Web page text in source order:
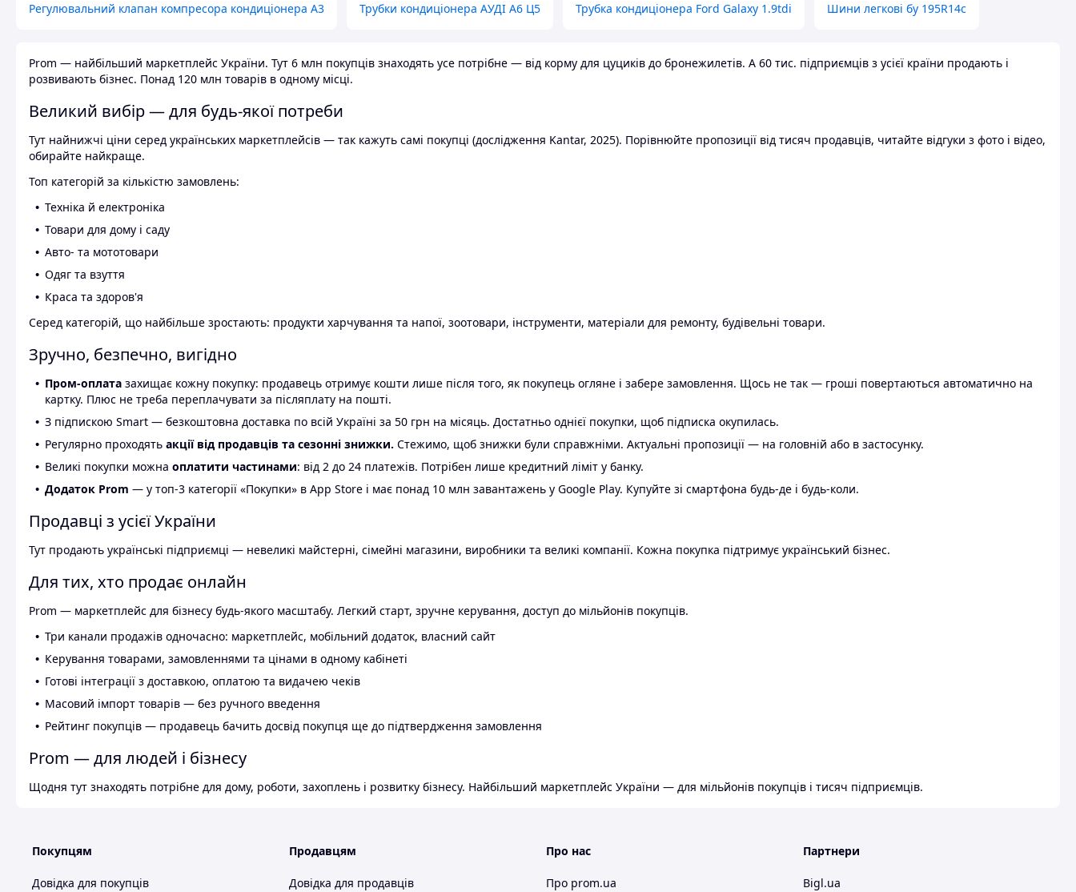
Регулювальний клапан компресора кондиціонера А3 Трубки кондиціонера АУДІ А6 Ц5 Трубка кондиціонера Ford Galaxy 1.9tdi Шини легкові бу 195R14c
Prom — найбільший маркетплейс України. Тут 6 млн покупців знаходять усе потрібне — від корму для цуциків до бронежилетів. А 60 тис. підприємців з усієї країни продають і
розвивають бізнес. Понад 120 млн товарів в одному місці.
Великий вибір — для будь-якої потреби
Тут найнижчі ціни серед українських маркетплейсів — так кажуть самі покупці (дослідження Kantar, 2025). Порівнюйте пропозиції від тисяч продавців, читайте відгуки з фото і відео,
обирайте найкраще.
Топ категорій за кількістю замовлень:
Техніка й електроніка
Товари для дому і саду
Авто- та мототовари
Одяг та взуття
Краса та здоров'я
Серед категорій, що найбільше зростають: продукти харчування та напої, зоотовари, інструменти, матеріали для ремонту, будівельні товари.
Зручно, безпечно, вигідно
Пром-оплата захищає кожну покупку: продавець отримує кошти лише після того, як покупець огляне і забере замовлення. Щось не так — гроші повертаються автоматично на
картку. Плюс не треба переплачувати за післяплату на пошті.
З підпискою Smart — безкоштовна доставка по всій Україні за 50 грн на місяць. Достатньо однієї покупки, щоб підписка окупилась.
Регулярно проходять акції від продавців та сезонні знижки. Стежимо, щоб знижки були справжніми. Актуальні пропозиції — на головній або в застосунку.
Великі покупки можна оплатити частинами: від 2 до 24 платежів. Потрібен лише кредитний ліміт у банку.
Додаток Prom — у топ-3 категорії «Покупки» в App Store і має понад 10 млн завантажень у Google Play. Купуйте зі смартфона будь-де і будь-коли.
Продавці з усієї України
Тут продають українські підприємці — невеликі майстерні, сімейні магазини, виробники та великі компанії. Кожна покупка підтримує український бізнес.
Для тих, хто продає онлайн
Prom — маркетплейс для бізнесу будь-якого масштабу. Легкий старт, зручне керування, доступ до мільйонів покупців.
Три канали продажів одночасно: маркетплейс, мобільний додаток, власний сайт
Керування товарами, замовленнями та цінами в одному кабінеті
Готові інтеграції з доставкою, оплатою та видачею чеків
Масовий імпорт товарів — без ручного введення
Рейтинг покупців — продавець бачить досвід покупця ще до підтвердження замовлення
Prom — для людей і бізнесу
Щодня тут знаходять потрібне для дому, роботи, захоплень і розвитку бізнесу. Найбільший маркетплейс України — для мільйонів покупців і тисяч підприємців.
Покупцям
Довідка для покупців
Продавцям
Довідка для продавців
Про нас
Про prom.ua
Партнери
Bigl.ua